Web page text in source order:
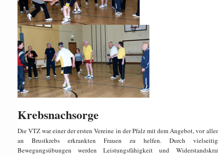
Krebsnachsorge
Die VTZ war einer der ersten Vereine in der Pfalz mit dem Angebot, vor
an Brustkrebs erkrankten Frauen zu helfen. Durch
Bewegungsübungen werden Leistungsfähigkeit und